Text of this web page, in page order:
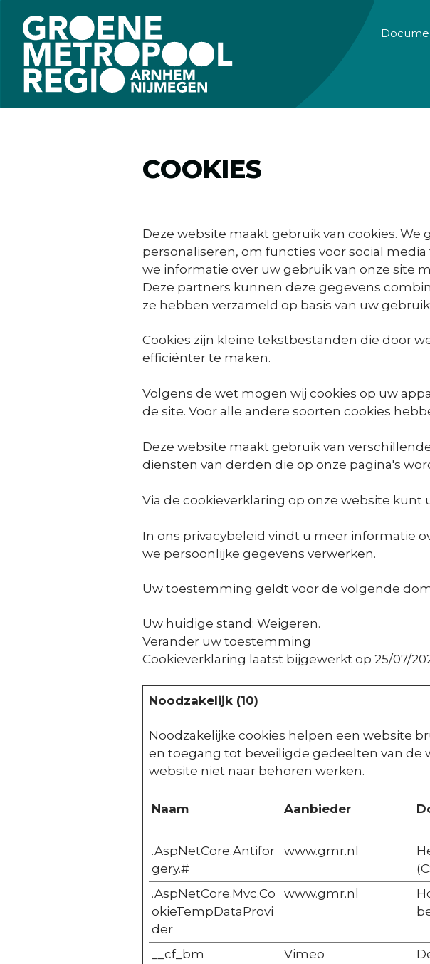
COOKIES
Deze website maakt gebruik van cookies.
personaliseren, om functies voor social
we informatie over uw gebruik van onze site
Deze partners kunnen deze gegevens
ze hebben verzameld op basis van uw
Cookies zijn kleine tekstbestanden die door
efficiënter te maken.
Volgens de wet mogen wij cookies op uw
de site. Voor alle andere soorten cookies
Deze website maakt gebruik van
diensten van derden die op onze pagina's
Via de cookieverklaring op onze website
In ons privacybeleid vindt u meer informatie
we persoonlijke gegevens verwerken.
Uw toestemming geldt voor de volgende
Uw huidige stand: Weigeren.
Verander uw toestemming
Cookieverklaring laatst bijgewerkt op 25/07/
Noodzakelijk (10)
Noodzakelijke cookies helpen een website
en toegang tot beveiligde gedeelten van de
website niet naar behoren werken.
Naam Aanbieder
.AspNetCore.Antifor
gery.#
www.gmr.nl
.AspNetCore.Mvc.Co
okieTempDataProvi
der
www.gmr.nl
__cf_bm Vimeo